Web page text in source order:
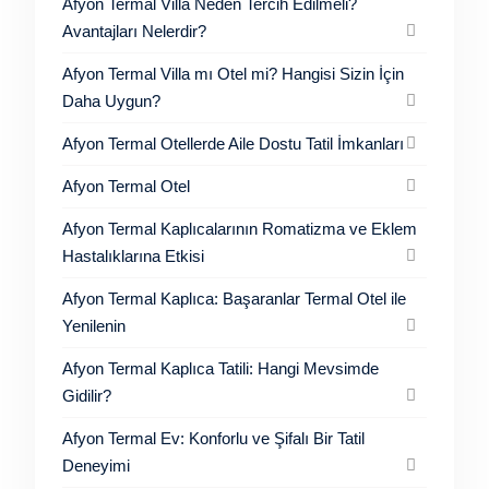
Afyon Termal Villa Neden Tercih Edilmeli?
Avantajları Nelerdir?
Afyon Termal Villa mı Otel mi? Hangisi Sizin İçin
Daha Uygun?
Afyon Termal Otellerde Aile Dostu Tatil İmkanları
Afyon Termal Otel
Afyon Termal Kaplıcalarının Romatizma ve Eklem
Hastalıklarına Etkisi
Afyon Termal Kaplıca: Başaranlar Termal Otel ile
Yenilenin
Afyon Termal Kaplıca Tatili: Hangi Mevsimde
Gidilir?
Afyon Termal Ev: Konforlu ve Şifalı Bir Tatil
Deneyimi